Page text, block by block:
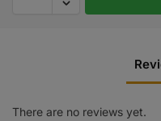
There are no reviews yet.